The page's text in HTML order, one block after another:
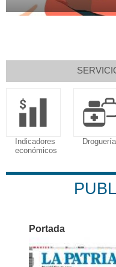
Indicadores
económicos
Portada